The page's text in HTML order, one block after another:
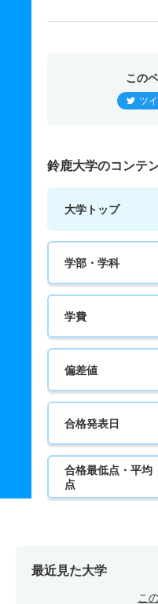
この
ツ
鈴鹿大学のコンテ
大学トップ
学部・学科
学費
偏差値
合格発表日
合格最低点・平均
点
最近見た大学
こ